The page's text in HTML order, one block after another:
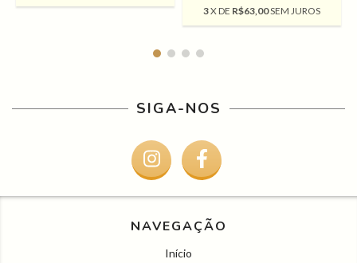
3X DE R$63,00SEM JUROS
SIGA-NOS
NAVEGAÇÃO
Início